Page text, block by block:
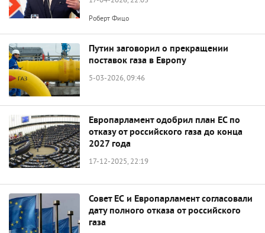
Роберт Фицо
Путин заговорил о прекращении
поставок газа в Европу
5-03-2026, 09:46
Европарламент одобрил план ЕС по
отказу от российского газа до конца
2027 года
17-12-2025, 22:19
Совет ЕС и Европарламент согласовали
дату полного отказа от российского
газа